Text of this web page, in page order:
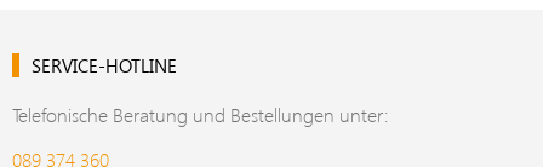
SERVICE-HOTLINE
Telefonische Beratung und Bestellungen unter:
089 374 360